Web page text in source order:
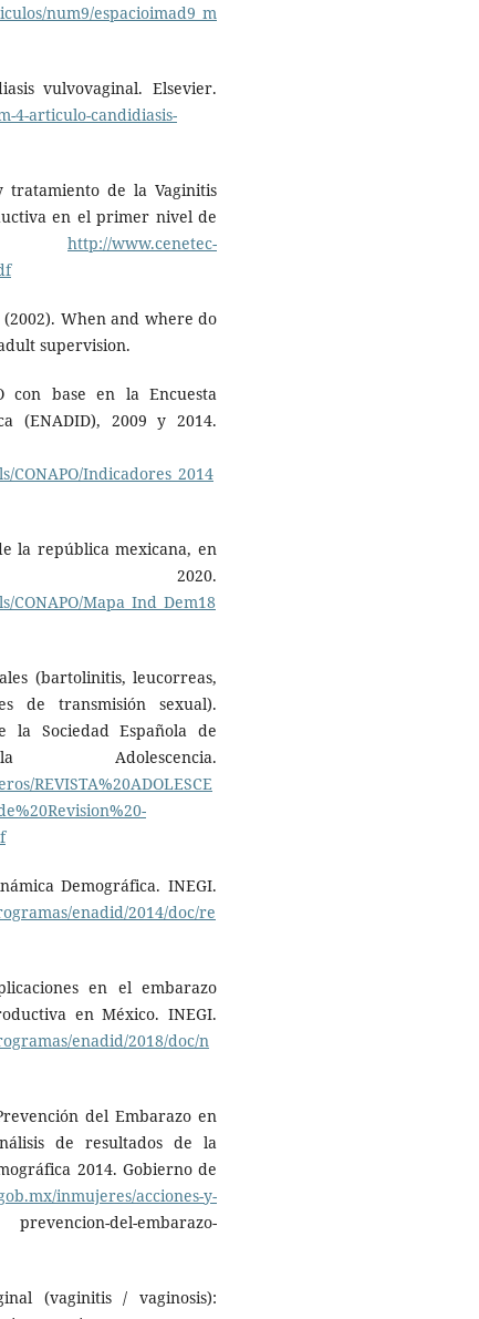
num9/espacioimad9_m
vulvovaginal. Elsevier.
4-articulo-candidiasis-
tratamiento de la Vaginitis
en el primer nivel de
http://www.cenetec-
(2002). When and where do
supervision.
con base en la Encuesta
(ENADID), 2009 y 2014.
Indicadores_2014
la república mexicana, en
Mapa_Ind_Dem18
(bartolinitis, leucorreas,
de transmisión sexual).
la Sociedad Española de
REVISTA%20ADOLESCE
Demográfica. INEGI.
enadid/2014/doc/re
en el embarazo
en México. INEGI.
enadid/2018/doc/n
del Embarazo en
de resultados de la
2014. Gobierno de
inmujeres/acciones-y-
prevencion-del-embarazo-
(vaginitis / vaginosis):